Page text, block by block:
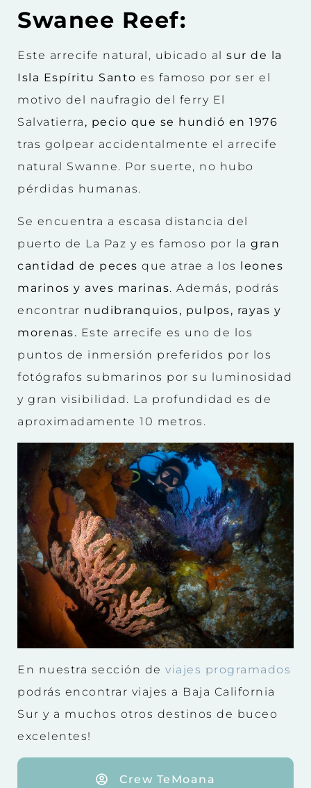
Swanee Reef:
Este arrecife natural, ubicado al
sur de la
Isla Espíritu Santo es famoso por ser el
motivo del naufragio del ferry El
Salvatierra , pecio que se hundió en 1976
tras golpear accidentalmente el arrecife
natural Swanne. Por suerte, no hubo
pérdidas humanas.
Se encuentra a escasa distancia del
puerto de La Paz y es famoso por la gran
cantidad de peces que atrae a los leones
marinos y aves marinas. Además, podrás
encontrar nudibranquios, pulpos, rayas y
morenas. Este arrecife es uno de los
puntos de inmersión preferidos por los
fotógrafos submarinos por su luminosidad
y gran visibilidad. La profundidad es de
aproximadamente 10 metros.
En nuestra sección de viajes programados
podrás encontrar viajes a Baja California
Sur y a muchos otros destinos de buceo
excelentes!
Crew TeMoana